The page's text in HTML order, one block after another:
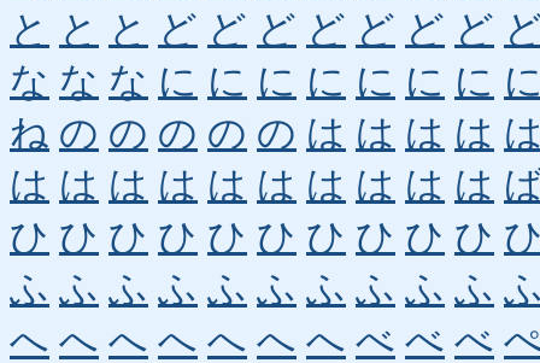
と と と ど ど ど ど ど ど ど
な な な に に に に に に に
ね の の の の の は は は は
は は は は は は は は は は
ひ ひ ひ ひ ひ ひ ひ ひ ひ ひ
ふ ふ ふ ふ ふ ふ ふ ふ ふ ふ
へ へ へ へ へ へ へ べ べ べ